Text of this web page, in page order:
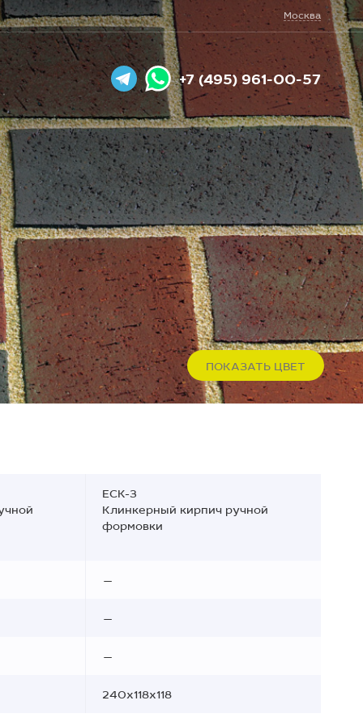
Москва
+7 (495) 961-00-57
ПОКАЗАТЬ ЦВЕТ
ECK-3
Клинкерный кирпич ручной
формовки
—
—
—
240x118x118